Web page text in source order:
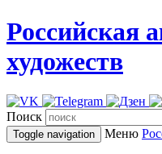
Российская
художеств
Поиск
Toggle navigation Меню